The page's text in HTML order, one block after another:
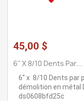
45,00 $
6'' X 8/10 Dents Par...
6'' x 8/10 Dents par
démolition en métal
ds0608bfd25c